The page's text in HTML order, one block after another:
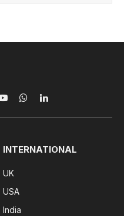
YouTubeWhatsAppLinkedIn
INTERNATIONAL
UK
USA
India